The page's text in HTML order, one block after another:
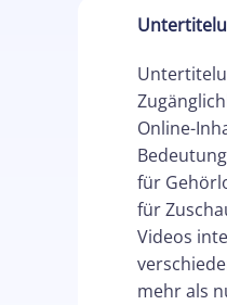
Online-
für
für
Videos
mehr als